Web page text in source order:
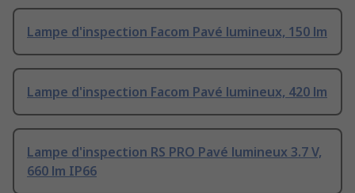
Lampe d'inspection Facom Pavé lumineux, 150 lm
Lampe d'inspection Facom Pavé lumineux, 420 lm
Lampe d'inspection RS PRO Pavé lumineux 3.7 V,
660 lm IP66